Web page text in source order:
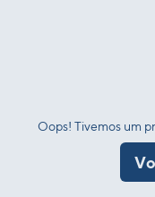
Oops! Tivemos um